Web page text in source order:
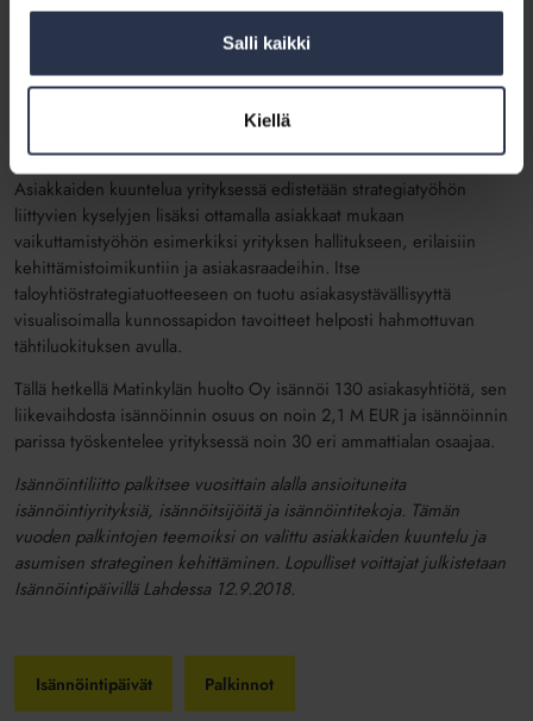
Salli kaikki
Kiellä
Yrityksessä tehdyllä työllä on myös laajempaa yhteiskunnallista
vaikutusta. Matinkylän huollon näkemyksiä asumisen strategisesta
kehittämisestä on hyödynnetty mm. hankkeessa, jossa Espoon
kaupunki kartoittaa Matinkylän alueen
täydennysrakentamispotentiaalia.
Asiakkaiden kuuntelua yrityksessä edistetään strategiatyöhön
liittyvien kyselyjen lisäksi ottamalla asiakkaat mukaan
vaikuttamistyöhön esimerkiksi yrityksen hallitukseen, erilaisiin
kehittämistoimikuntiin ja asiakasraadeihin. Itse
taloyhtiöstrategiatuotteeseen on tuotu asiakasystävällisyyttä
visualisoimalla kunnossapidon tavoitteet helposti hahmottuvan
tähtiluokituksen avulla.
Tällä hetkellä Matinkylän huolto Oy isännöi 130 asiakasyhtiötä, sen
liikevaihdosta isännöinnin osuus on noin 2,1 M EUR ja isännöinnin
parissa työskentelee yrityksessä noin 30 eri ammattialan osaajaa.
Isännöintiliitto palkitsee vuosittain alalla ansioituneita
isännöintiyrityksiä, isännöitsijöitä ja isännöintitekoja. Tämän
vuoden palkintojen teemoiksi on valittu asiakkaiden kuuntelu ja
asumisen strateginen kehittäminen. Lopulliset voittajat julkistetaan
Isännöintipäivillä Lahdessa 12.9.2018.
Isännöintipäivät Palkinnot